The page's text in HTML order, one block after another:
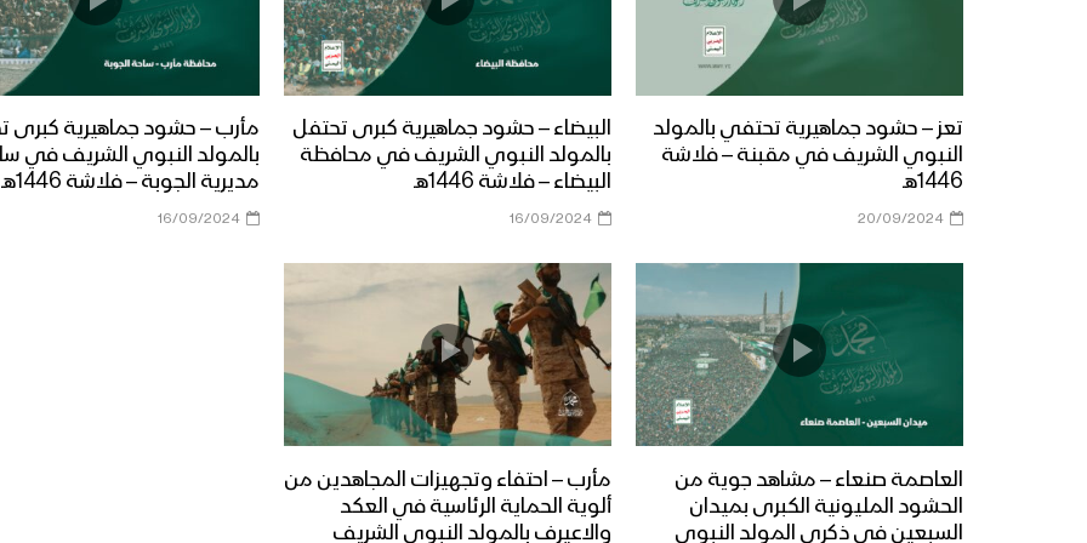
تعز – حشود جماهيرية تحتفي بالمولد
النبوي الشريف في مقبنة – فلاشة
1446هـ
20/09/2024
البيضاء – حشود جماهيرية كبرى تحتفل
بالمولد النبوي الشريف في محافظة
البيضاء – فلاشة 1446هـ
16/09/2024
مأرب – حشود جماهيرية كبرى
بالمولد النبوي الشريف في
مديرية الجوبة – فلاشة 1446هـ
16/09/2024
العاصمة صنعاء – مشاهد جوية من
الحشود المليونية الكبرى بميدان
السبعين في ذكرى المولد النبوي
مأرب – احتفاء وتجهيزات المجاهدين من
ألوية الحماية الرئاسية في العكد
والاعيرف بالمولد النبوي الشريف